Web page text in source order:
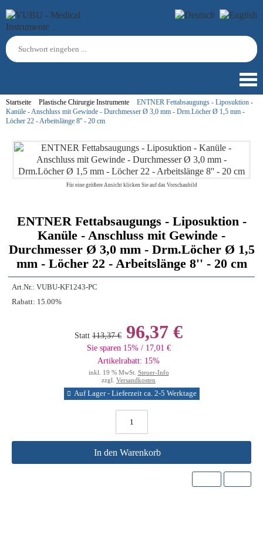
Startseite Plastische Chirurgie Instrumente
ENTNER Fettabsaugungs - Liposuktion -
Kanüle - Anschluss mit Gewinde - Durchmesser Ø 3,0 mm - Drm.Löcher Ø 1,5 mm -
Löcher 22 - Arbeitslänge 8'' - 20 cm
Für eine größere Ansicht klicken Sie auf das Vorschaubild
ENTNER Fettabsaugungs - Liposuktion -
Kanüle - Anschluss mit Gewinde -
Durchmesser Ø 3,0 mm - Drm.Löcher Ø 1,5
mm - Löcher 22 - Arbeitslänge 8'' - 20 cm
Art.Nr.: VUBU-KF1243-PC
Rabatt: 15.00%
Statt 113,37 € 96,37 €
Sie sparen 15% / 17,01 €
Artikelrabatt: 15%
inkl. 19 % MwSt. Steuer-Info
zzgl. Versandkosten
Auf Lager - Lieferzeit ca. 2-5 Werktage
In den Warenkorb